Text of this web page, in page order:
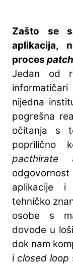
Zašto se
aplikacija,
proces
Jedan od
nijedna
pogrešna
očitanja s
poprilično
pacthirate
aplikacije
tehničko
osobe s
dovode u
dok nam
i closed loop